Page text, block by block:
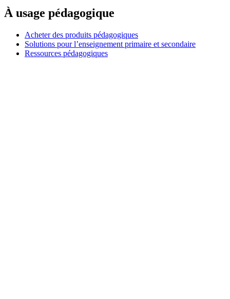
À usage pédagogique
Acheter des produits pédagogiques
Solutions pour l’enseignement primaire et secondaire
Ressources pédagogiques